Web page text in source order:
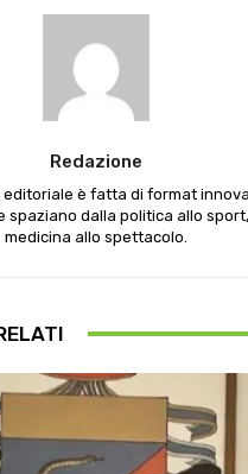
Redazione
editoriale è fatta di format
spaziano dalla politica allo
medicina allo spettacolo.